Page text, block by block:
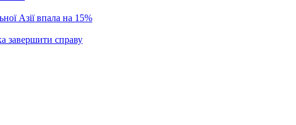
Азії впала на 15%
завершити справу